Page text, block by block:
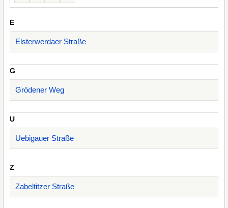
E
Elsterwerdaer Straße
G
Grödener Weg
U
Uebigauer Straße
Z
Zabeltitzer Straße